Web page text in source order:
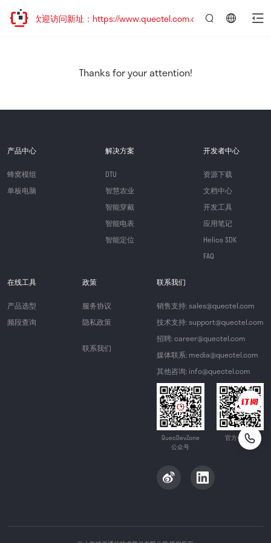
迁移，欢迎访问新址：https://www.quectel.com.cn
Thanks for your attention!
产品中心
蜂窝模组
单板电脑
解决方案
DTU
智慧农业
智能穿戴
智能电表
智能定位
开发者中心
资源下载
文档中心
开发工具
应用笔记
Helios SDK
FAQ
在线工具
产品选型
频段查询
政策
服务协议
隐私政策
联系我们
联系我们
销售支持: sales@quectel.com
技术支持: support@quectel.com
招聘: career@quectel.com
媒体联系: media@quectel.com
其他咨询: info@quectel.com
QuecDevZone
公众号
官方公众号